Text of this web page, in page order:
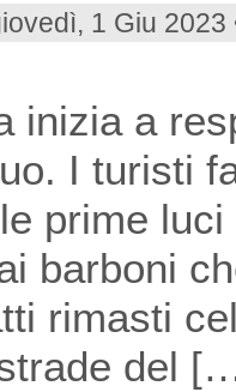
1 Giu
inizia a
I turisti
prime
barboni
rimasti
del